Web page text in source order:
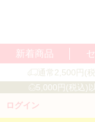
新着商品
通常2,500円(
5,000円(税込)
ログイン